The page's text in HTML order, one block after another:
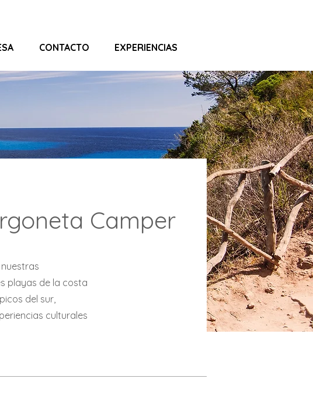
CONTACTO EXPERIENCIAS
Camper
playas de la costa
del sur,
culturales